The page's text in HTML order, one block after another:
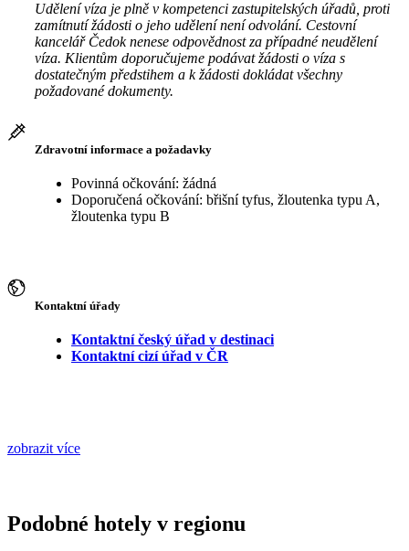
Udělení víza je plně v kompetenci zastupitelských úřadů, proti
zamítnutí žádosti o jeho udělení není odvolání. Cestovní
kancelář Čedok nenese odpovědnost za případné neudělení
víza. Klientům doporučujeme podávat žádosti o víza s
dostatečným předstihem a k žádosti dokládat všechny
požadované dokumenty.
Zdravotní informace a požadavky
Povinná očkování: žádná
Doporučená očkování: břišní tyfus, žloutenka typu A,
žloutenka typu B
Kontaktní úřady
Kontaktní český úřad v destinaci
Kontaktní cizí úřad v ČR
zobrazit více
Podobné hotely v regionu